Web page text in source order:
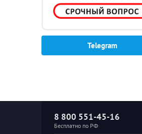
Telegram
8 800 551-45-16
Бесплатно по РФ